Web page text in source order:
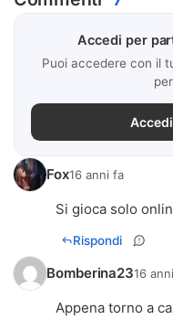
Accedi per
Puoi accedere con il
Fox16 anni fa
Si gioca solo
Rispondi
Bomberina2316
Appena torno a